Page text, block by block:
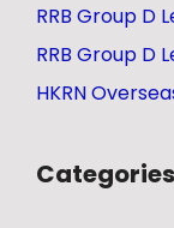
RRB Group D
RRB Group D
HKRN
Categories